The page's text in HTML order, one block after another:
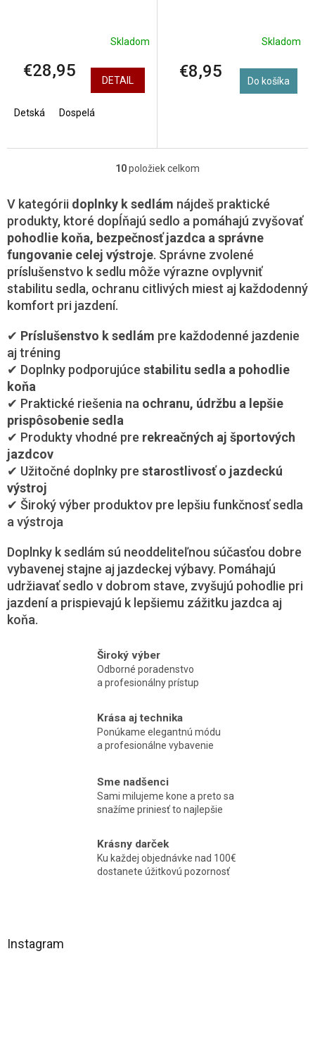
Skladom
€28,95 DETAIL
Detská Dospelá
Skladom
€8,95 Do košíka
O
l
d
a
c
i
e
p
k
v
ý
i
u
10položiek celkom
V kategórii doplnky k sedlám nájdeš praktické
produkty, ktoré dopĺňajú sedlo a pomáhajú zvyšovať
pohodlie koňa, bezpečnosť jazdca a správne
fungovanie celej výstroje. Správne zvolené
príslušenstvo k sedlu môže výrazne ovplyvniť
stabilitu sedla, ochranu citlivých miest aj každodenný
komfort pri jazdení.
✔ Príslušenstvo k sedlám pre každodenné jazdenie
aj tréning
✔ Doplnky podporujúce stabilitu sedla a pohodlie
koňa
✔ Praktické riešenia na ochranu, údržbu a lepšie
prispôsobenie sedla
✔ Produkty vhodné pre rekreačných aj športových
jazdcov
✔ Užitočné doplnky pre starostlivosť o jazdeckú
výstroj
✔ Široký výber produktov pre lepšiu funkčnosť sedla
a výstroja
Doplnky k sedlám sú neoddeliteľnou súčasťou dobre
vybavenej stajne aj jazdeckej výbavy. Pomáhajú
udržiavať sedlo v dobrom stave, zvyšujú pohodlie pri
jazdení a prispievajú k lepšiemu zážitku jazdca aj
koňa.
Široký výber
Odborné poradenstvo
a profesionálny prístup
Krása aj technika
Ponúkame elegantnú módu
a profesionálne vybavenie
Sme nadšenci
Sami milujeme kone a preto sa
snažíme priniesť to najlepšie
Krásny darček
Ku každej objednávke nad 100€
dostanete úžitkovú pozornosť
á
Instagram